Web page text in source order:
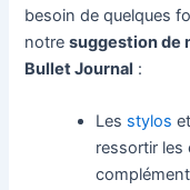
besoin de quelques
notresuggestion de
Bullet Journal :
Les stylos
ressortir les